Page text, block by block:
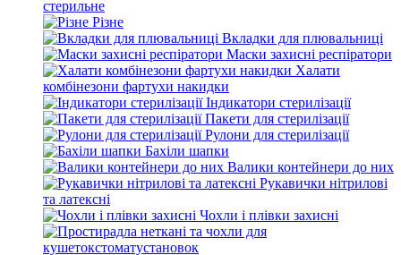
стерильне
Різне
Вкладки для плювальниці
Маски захисні респіратори
Халати
комбінезони фартухи накидки
Індикатори стерилізації
Пакети для стерилізації
Рулони для стерилізації
Бахіли шапки
Валики контейнери до них
Рукавички нітрилові
та латексні
Чохли і плівки захисні